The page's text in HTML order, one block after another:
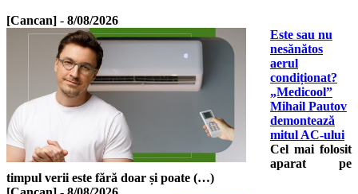
[Cancan] - 8/08/2026
Este sau nu
nesănătos
aerul
condiționat?
„Medicool”
Mihail Pautov
demontează
mitul AC-ului
Cel mai folosit
aparat pe
timpul verii este fără doar și poate (…)